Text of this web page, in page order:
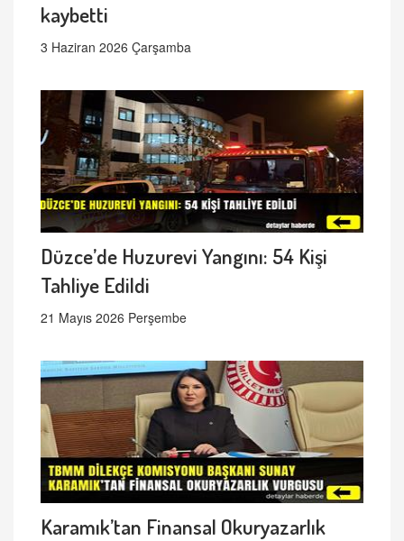
kaybetti
3 Haziran 2026 Çarşamba
Düzce’de Huzurevi Yangını: 54 Kişi
Tahliye Edildi
21 Mayıs 2026 Perşembe
Karamık’tan Finansal Okuryazarlık